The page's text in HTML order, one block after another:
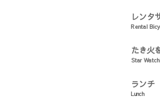
レンタ
Rental
たき火
Star
ランチ
Lunch